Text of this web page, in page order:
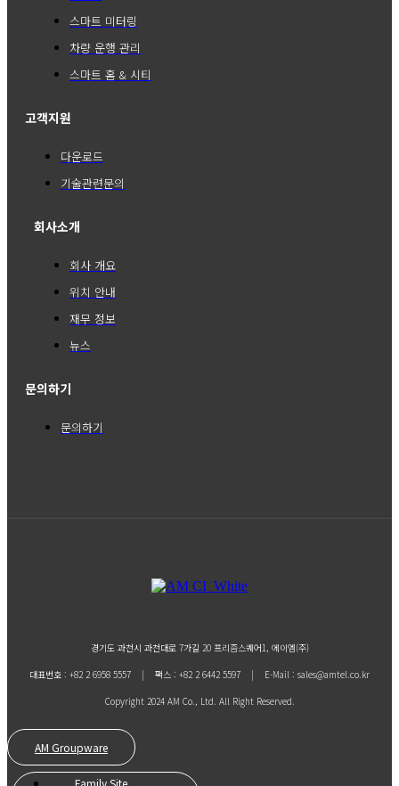
스마트 미터링
차량 운행 관리
스마트 홈 & 시티
고객지원
다운로드
기술관련문의
회사소개
회사 개요
위치 안내
재무 정보
뉴스
문의하기
문의하기
경기도 과천시 과천대로 7가길 20 프리즘스퀘어1, 에이엠(주)
대표번호 : +82 2 6958 5557 | 팩스 : +82 2 6442 5597 | E-Mail : sales@amtel.co.kr
Copyright 2024 AM Co., Ltd. All Right Reserved.
AM Groupware
Family Site